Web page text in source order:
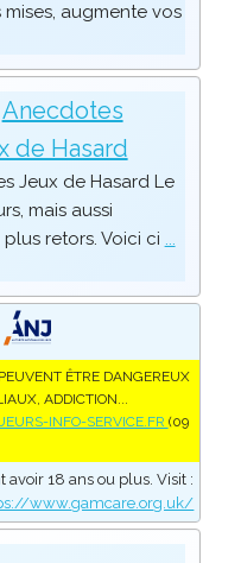
augmente vos
Anecdotes
de Hasard
Jeux de Hasard Le
mais aussi
retors. Voici ci ...
ÊTRE DANGEREUX
ADDICTION...
INFO-SERVICE.FR (09
avoir 18 ans ou plus. Visit :
www.gamcare.org.uk/